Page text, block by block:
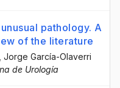
pathology. A
of the literature
, Jorge García-Olaverri
de Urología